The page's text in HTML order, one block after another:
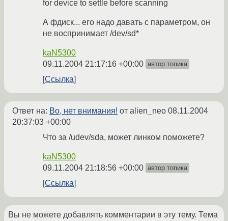
for device to settle before scanning
А фдиск... его надо давать с параметром, он
не воспринимает /dev/sd*
kaN5300
09.11.2004 21:17:16 +00:00 автор топика
Ссылка
Ответ на: Во, нет внимания! от alien_neo 08.11.2004
20:37:03 +00:00
Что за /udev/sda, может линком поможете?
kaN5300
09.11.2004 21:18:56 +00:00 автор топика
Ссылка
Вы не можете добавлять комментарии в эту тему. Тема